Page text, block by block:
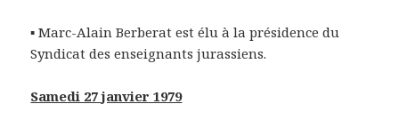
▪ Marc-Alain Berberat est élu à la présidence du
Syndicat des enseignants jurassiens.
Samedi 27 janvier 1979